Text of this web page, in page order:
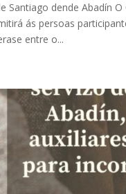
Santiago dende Abadín
ás persoas
entre o...